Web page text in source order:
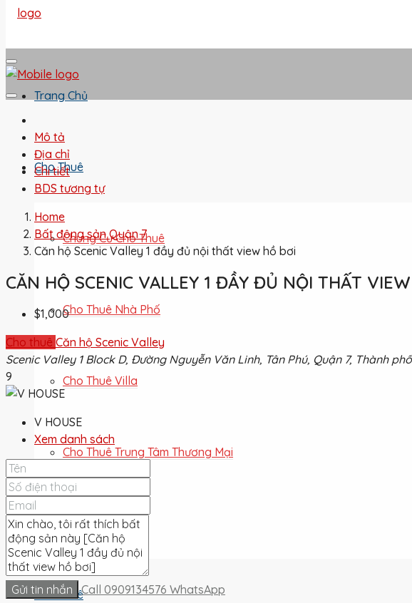
Trang Chủ
Cho Thuê
Chung Cư Cho Thuê
Cho Thuê Nhà Phố
Cho Thuê Villa
Cho Thuê Trung Tâm Thương Mại
Cho Thuê Đất
Cho Thuê
Mô tả
Địa chỉ
Chi tiết
BDS tương tự
Home
Bất động sản Quận 7
Căn hộ Scenic Valley 1 đầy đủ nội thất view hồ bơi
CĂN HỘ SCENIC VALLEY 1 ĐẦY ĐỦ NỘI THẤT
$1,000
Cho thuê Căn hộ Scenic Valley
Scenic Valley 1 Block D, Đường Nguyễn Văn Linh, Tân Phú, Quận 7, Thành
9
V HOUSE
Xem danh sách
Gửi tin nhắn Call 0909134576 WhatsApp